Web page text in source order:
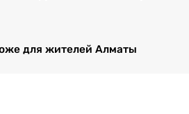
для жителей Алматы